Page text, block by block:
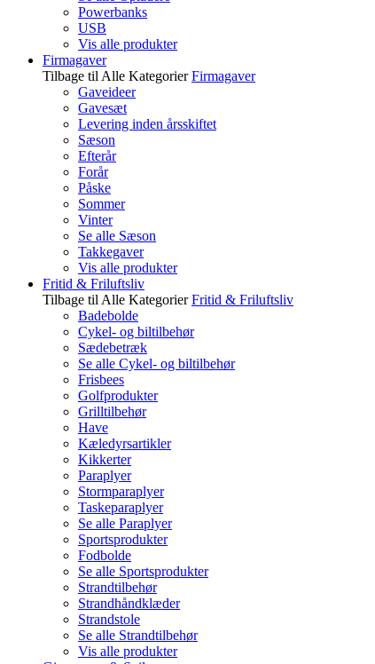
Powerbanks
USB
Vis alle produkter
Firmagaver
Tilbage til Alle Kategorier Firmagaver
Gaveideer
Gavesæt
Levering inden årsskiftet
Sæson
Efterår
Forår
Påske
Sommer
Vinter
Se alle Sæson
Takkegaver
Vis alle produkter
Fritid & Friluftsliv
Tilbage til Alle Kategorier Fritid & Friluftsliv
Badebolde
Cykel- og biltilbehør
Sædebetræk
Se alle Cykel- og biltilbehør
Frisbees
Golfprodukter
Grilltilbehør
Have
Kæledyrsartikler
Kikkerter
Paraplyer
Stormparaplyer
Taskeparaplyer
Se alle Paraplyer
Sportsprodukter
Fodbolde
Se alle Sportsprodukter
Strandtilbehør
Strandhåndklæder
Strandstole
Se alle Strandtilbehør
Vis alle produkter